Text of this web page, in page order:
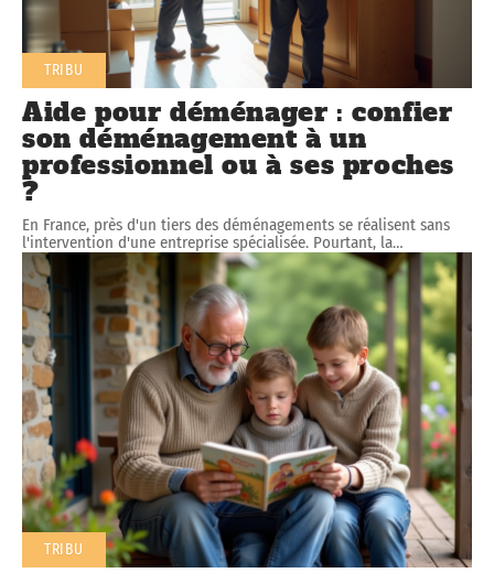
TRIBU
Aide pour déménager : confier
son déménagement à un
professionnel ou à ses proches
?
En France, près d'un tiers des déménagements se réalisent sans
l'intervention d'une entreprise spécialisée. Pourtant, la…
TRIBU